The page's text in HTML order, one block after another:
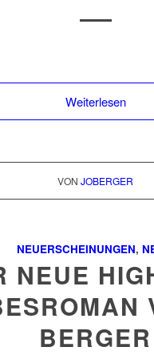
Weiterlesen
VONJOBERGER
NEUERSCHEINUNGEN,
NEUE
BERGER